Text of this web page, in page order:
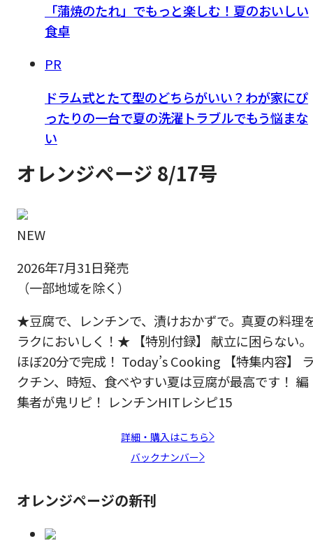
「蒲焼のたれ」でもっと楽しむ！夏のおいしい
食卓
PR
ドラム式とたて型のどちらがいい？わが家にぴ
ったりの一台で夏の洗濯トラブルでもう悩まな
い
オレンジページ 8/17号
NEW
2026年7月31日発売
（一部地域を除く）
★豆腐で、レンチンで、漬けおかずで。真夏の料理
ラクにおいしく！★ 【特別付録】 献立に困らない。
ほぼ20分で完成！ Today’s Cooking 【特集内容】
クチン、時短、食べやすい夏は豆腐が最高です！ 編
集者が鬼リピ！ レンチンHITレシピ15
詳細・購入はこちら
バックナンバー
オレンジページの新刊